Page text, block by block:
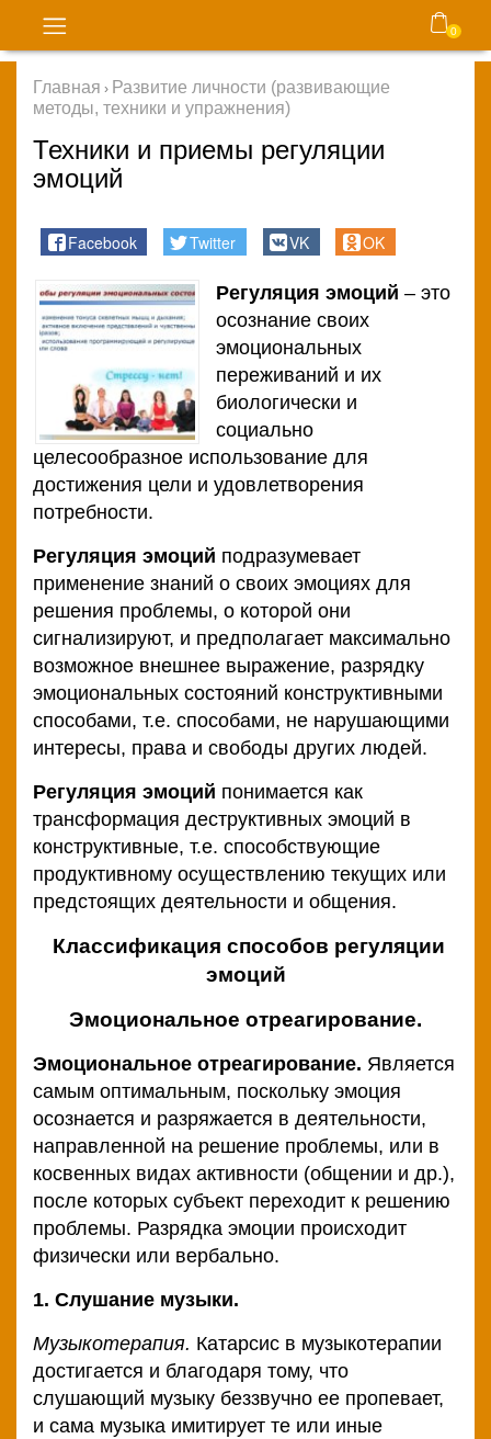
Блог
Главная
Консультации
Карта
сайта
Магазин
Контакты
Правила
и
условия
Политика
конфиденциальности
Психологические
0
Главная › Развитие личности (развивающие
методы, техники и упражнения)
Техники и приемы регуляции
эмоций
Facebook Twitter VK OK
Регуляция эмоций – это
осознание своих
эмоциональных
переживаний и их
биологически и
социально
целесообразное использование для
достижения цели и удовлетворения
потребности.
Регуляция эмоций подразумевает
применение знаний о своих эмоциях для
решения проблемы, о которой они
сигнализируют, и предполагает максимально
возможное внешнее выражение, разрядку
эмоциональных состояний конструктивными
способами, т.е. способами, не нарушающими
интересы, права и свободы других людей.
Регуляция эмоций понимается как
трансформация деструктивных эмоций в
конструктивные, т.е. способствующие
продуктивному осуществлению текущих или
предстоящих деятельности и общения.
Классификация способов регуляции
эмоций
Эмоциональное отреагирование.
Эмоциональное отреагирование. Является
самым оптимальным, поскольку эмоция
осознается и разряжается в деятельности,
направленной на решение проблемы, или в
косвенных видах активности (общении и др.),
после которых субъект переходит к решению
проблемы. Разрядка эмоции происходит
физически или вербально.
1. Слушание музыки.
Музыкотерапия. Катарсис в музыкотерапии
достигается и благодаря тому, что
слушающий музыку беззвучно ее пропевает,
и сама музыка имитирует те или иные